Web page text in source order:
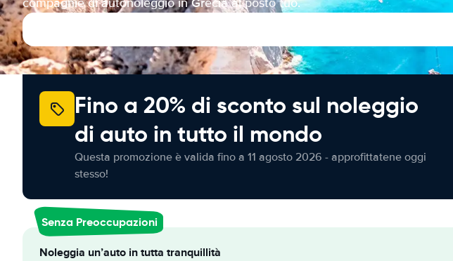
Fino a 20% di sconto sul noleggio
di auto in tutto il mondo
Questa promozione è valida fino a 11 agosto 2026 - approfittatene oggi
stesso!
Senza Preoccupazioni
Noleggia un’auto in tutta tranquillità